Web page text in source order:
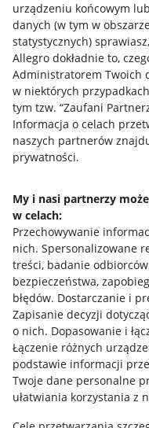
urządzeniu końcowym
danych (w tym w
statystycznych)
Allegro dokładnie to,
Administratorem Twoich
w niektórych
tym tzw. “Zaufani
Informacja o celach
naszych partnerów
prywatności.
My i nasi partnerzy
w celach:
Przechowywanie
nich. Spersonalizowane
treści, badanie
bezpieczeństwa,
błędów. Dostarczanie i
Zapisanie decyzji
o nich. Dopasowanie i
Łączenie różnych
podstawie informacji
Twoje dane personalne
ułatwiania korzystania z
Przydatne informacje
Jak to działa
Allegro Gadane dla
Allegro Gadane dla
Mapa miejscowości
Informacje prawne
Regulamin
Polityka plików "cookies"
Ustawienia plików